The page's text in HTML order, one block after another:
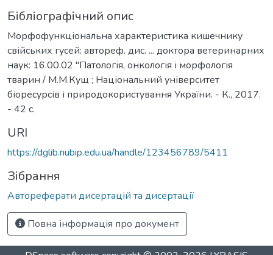
Бібліографічний опис
Морфофункціональна характеристика кишечнику
свійських гусей: автореф. дис. ... доктора ветеринарних
наук: 16.00.02 "Патологія, онкологія і морфологія
тварин / М.М.Кущ ; Національний університет
біоресурсів і природокористування України. - К., 2017.
- 42 с.
URI
https://dglib.nubip.edu.ua/handle/123456789/5411
Зібрання
Автореферати дисертацій та дисертації
Повна інформація про документ